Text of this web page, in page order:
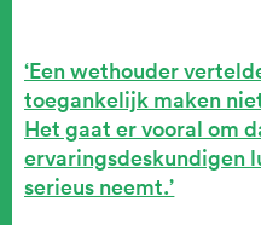
Een wethouder
toegankelijk maken
Het gaat er vooral om
ervaringsdeskundigen
serieus neemt.